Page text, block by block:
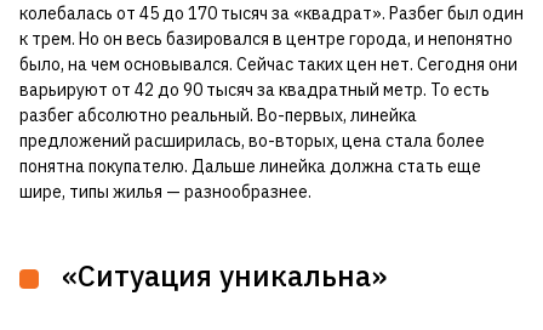
колебалась от 45 до 170 тысяч за «квадрат». Разбег был один
к трем. Но он весь базировался в центре города, и непонятно
было, на чем основывался. Сейчас таких цен нет. Сегодня они
варьируют от 42 до 90 тысяч за квадратный метр. То есть
разбег абсолютно реальный. Во-первых, линейка
предложений расширилась, во-вторых, цена стала более
понятна покупателю. Дальше линейка должна стать еще
шире, типы жилья — разнообразнее.
«Ситуация уникальна»